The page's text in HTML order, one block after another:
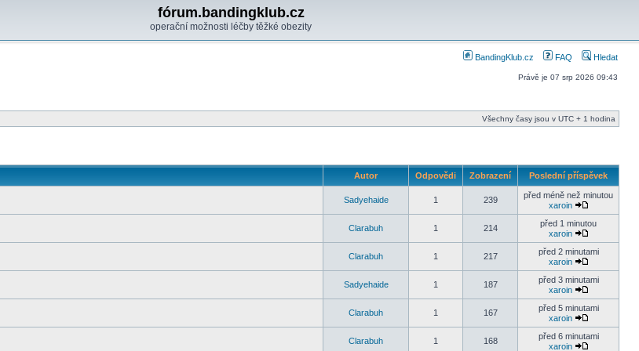
fórum.bandingklub.cz
operační možnosti léčby těžké obezity
BandingKlub.cz FAQ Hledat
Právě je 07 srp 2026 09:43
Všechny časy jsou v UTC + 1 hodina
Autor Odpovědi Zobrazení Poslední příspěvek
Sadyehaide 1 239
před méně než minutou
xaroin
Clarabuh 1 214
před 1 minutou
xaroin
Clarabuh 1 217
před 2 minutami
xaroin
Sadyehaide 1 187
před 3 minutami
xaroin
Clarabuh 1 167
před 5 minutami
xaroin
Clarabuh 1 168
před 6 minutami
xaroin